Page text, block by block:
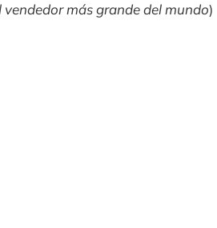
vendedor más grande del mundo)